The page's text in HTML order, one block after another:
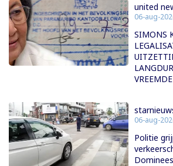
united
06-aug-
SIMONS
06-aug-
Politie